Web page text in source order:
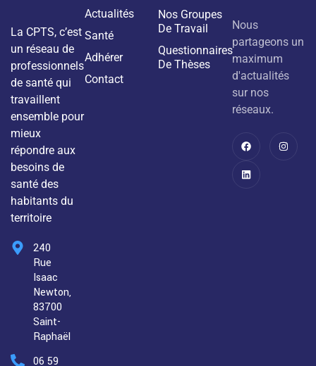
La CPTS, c’est
un réseau de
professionnels
de santé qui
travaillent
ensemble pour
mieux
répondre aux
besoins de
santé des
habitants du
territoire
240
Rue
Isaac
Newton,
83700
Saint-
Raphaël
06 59
Actualités
Santé
Adhérer
Contact
Nos Groupes
De Travail
Questionnaires
De Thèses
Nous
partageons un
maximum
d'actualités
sur nos
réseaux.